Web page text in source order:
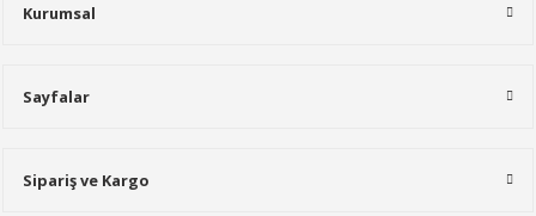
Kurumsal
Sayfalar
Sipariş ve Kargo